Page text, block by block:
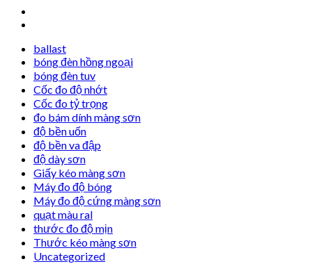
ballast
bóng đèn hồng ngoại
bóng đèn tuv
Cốc đo độ nhớt
Cốc đo tỷ trọng
đo bám dính màng sơn
độ bền uốn
độ bền va đập
độ dày sơn
Giấy kéo màng sơn
Máy đo độ bóng
Máy đo độ cứng màng sơn
quạt màu ral
thước đo độ mịn
Thước kéo màng sơn
Uncategorized